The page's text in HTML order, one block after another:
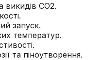
CO2.
запуск.
температур.
та піноутворення.